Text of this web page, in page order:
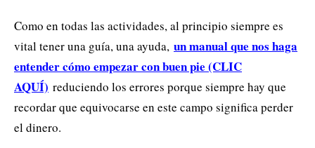
Como en todas las actividades, al principio siempre es
vital tener una guía, una ayuda, un manual que nos haga
entender cómo empezar con buen pie (CLIC
AQUÍ) reduciendo los errores porque siempre hay que
recordar que equivocarse en este campo significa perder
el dinero.